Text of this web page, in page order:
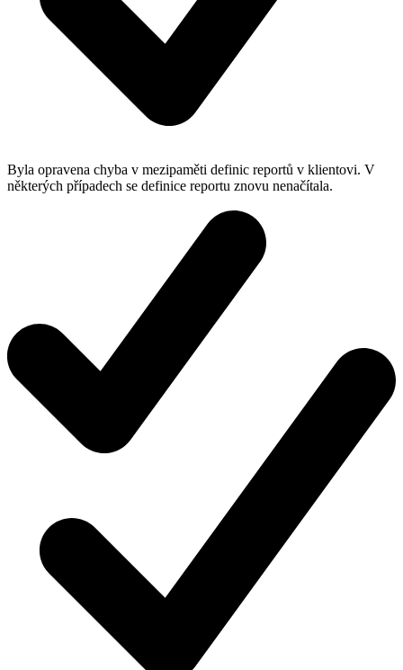
Byla opravena chyba v mezipaměti definic reportů v klientovi. V
některých případech se definice reportu znovu nenačítala.